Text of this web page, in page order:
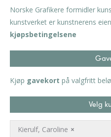
Norske Grafikere formidler
kunstverket er kunstnerens
kjøpsbetingelsene
Kjøp gavekort på valgfritt
Velg
×
Kierulf, Caroline